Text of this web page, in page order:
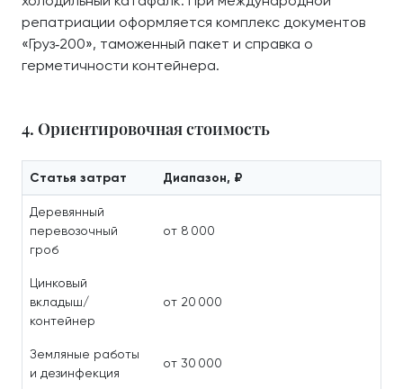
репатриации оформляется комплекс документов
«Груз‑200», таможенный пакет и справка о
герметичности контейнера.
4. Ориентировочная стоимость
Статья затрат Диапазон, ₽
Деревянный
перевозочный
гроб
от 8 000
Цинковый
вкладыш/
контейнер
от 20 000
Земляные работы
и дезинфекция
от 30 000